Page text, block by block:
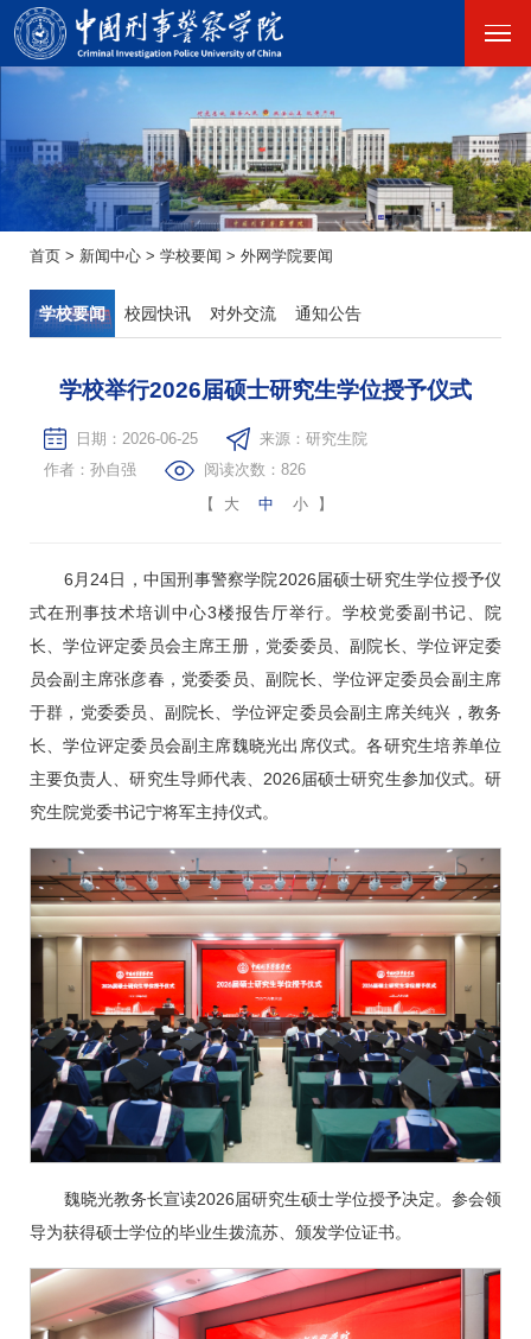
首页 > 新闻中心 > 学校要闻 > 外网学院要闻
学校要闻 校园快讯 对外交流 通知公告
学校举行2026届硕士研究生学位授予仪式
日期：2026-06-25
来源：研究生院
作者：孙自强
阅读次数： 826
【
大 中 小 】
6月24日，中国刑事警察学院2026届硕士研究生学位授予仪
式在刑事技术培训中心3楼报告厅举行。学校党委副书记、院
长、学位评定委员会主席王册，党委委员、副院长、学位评定委
员会副主席张彦春，党委委员、副院长、学位评定委员会副主席
于群，党委委员、副院长、学位评定委员会副主席关纯兴，教务
长、学位评定委员会副主席魏晓光出席仪式。各研究生培养单位
主要负责人、研究生导师代表、2026届硕士研究生参加仪式。研
究生院党委书记宁将军主持仪式。
魏晓光教务长宣读2026届研究生硕士学位授予决定。参会领
导为获得硕士学位的毕业生拨流苏、颁发学位证书。